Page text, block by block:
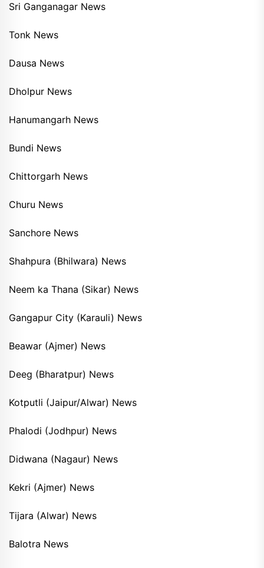
Sri Ganganagar News
Tonk News
Dausa News
Dholpur News
Hanumangarh News
Bundi News
Chittorgarh News
Churu News
Sanchore News
Shahpura (Bhilwara) News
Neem ka Thana (Sikar) News
Gangapur City (Karauli) News
Beawar (Ajmer) News
Deeg (Bharatpur) News
Kotputli (Jaipur/Alwar) News
Phalodi (Jodhpur) News
Didwana (Nagaur) News
Kekri (Ajmer) News
Tijara (Alwar) News
Balotra News